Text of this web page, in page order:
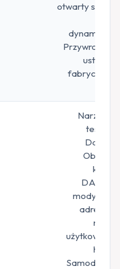
otwarty szeroki
dynamiczny.
Przywracanie
ustawień
fabrycznych
Narzędzie
testowe
Dahua –
Obsługa
kamer
DAHUA i
modyfikacji
adresu IP,
nazwy
użytkownika i
hasła.
Samodzielna